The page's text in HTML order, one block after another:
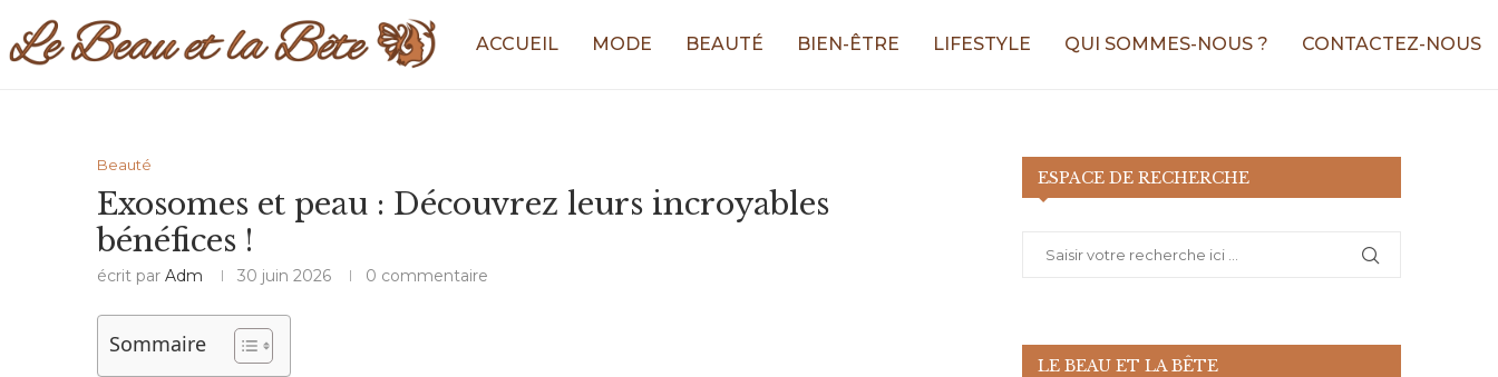
ACCUEIL MODE BEAUTÉ BIEN-ÊTRE LIFESTYLE QUI SOMMES-NOUS ? CONTACTEZ-NOUS
Beauté
Exosomes et peau : Découvrez leurs incroyables
bénéfices !
écrit par Adm 30 juin 2026 0 commentaire
Sommaire
ESPACE DE RECHERCHE
LE BEAU ET LA BÊTE